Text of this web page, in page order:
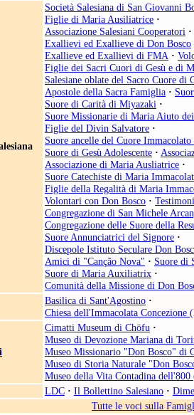
Società Salesiana di San Giovanni
Figlie di Maria Ausiliatrice ·
Associazione Salesiani Cooperatori ·
Exallievi ed Exallieve di Don Bosco
Exallieve ed Exallievi di FMA ·
Figlie dei Sacri Cuori di Gesù e di
Salesiane oblate del Sacro Cuore di
Apostole della Sacra Famiglia ·
Suore di Carità di Miyazaki ·
Suore Missionarie di Maria Aiuto
Figlie del Divin Salvatore ·
Suore ancelle del Cuore
Suore di Gesù Adolescente ·
Associazione di Maria Ausliatrice ·
Suore Catechiste di Maria
Figlie della Regalità di Maria
Volontari con Don Bosco ·
Congregazione di San Michele
Congregazione delle Suore della
Suore Annunciatrici del Signore ·
Discepole Istituto Seculare Don
Amici di "Canção Nova" · Suore di
Suore di Maria Auxiliatrix ·
Comunità della Missione di Don
Basilica di Sant'Agostino ·
Chiesa dell'Immacolata Concezione
Cimatti Museum di Chōfu ·
Museo di Devozione Mariana di
Museo Missionario "Don Bosco" di
Museo di Storia Naturale "Don
Museo della Vita Contadina
LDC · Il Bollettino Salesiano ·
Tutte le voci sulla